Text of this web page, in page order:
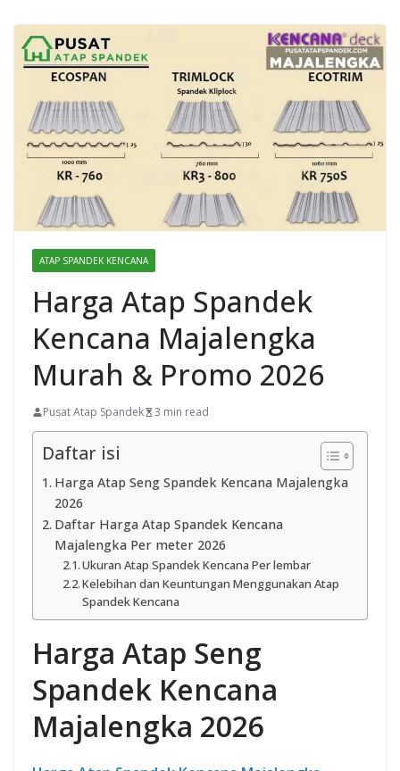
ATAP SPANDEK KENCANA
Harga Atap Spandek
Kencana Majalengka
Murah & Promo 2026
Pusat Atap Spandek 3 min read
Daftar isi
Harga Atap Seng Spandek Kencana Majalengka
2026
Daftar Harga Atap Spandek Kencana
Majalengka Per meter 2026
Ukuran Atap Spandek Kencana Per lembar
Kelebihan dan Keuntungan Menggunakan Atap
Spandek Kencana
Harga Atap Seng
Spandek Kencana
Majalengka 2026